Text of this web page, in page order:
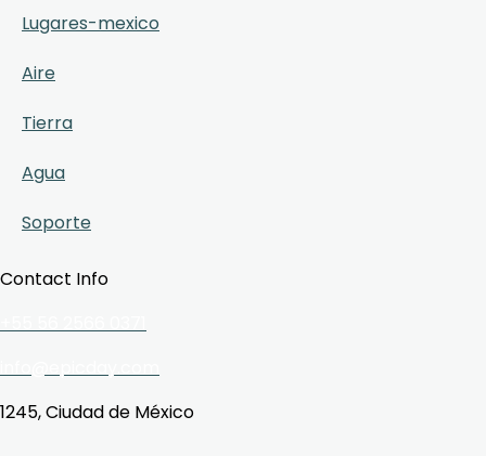
Lugares-mexico
Aire
Tierra
Agua
Soporte
Contact Info
1245, Ciudad de México